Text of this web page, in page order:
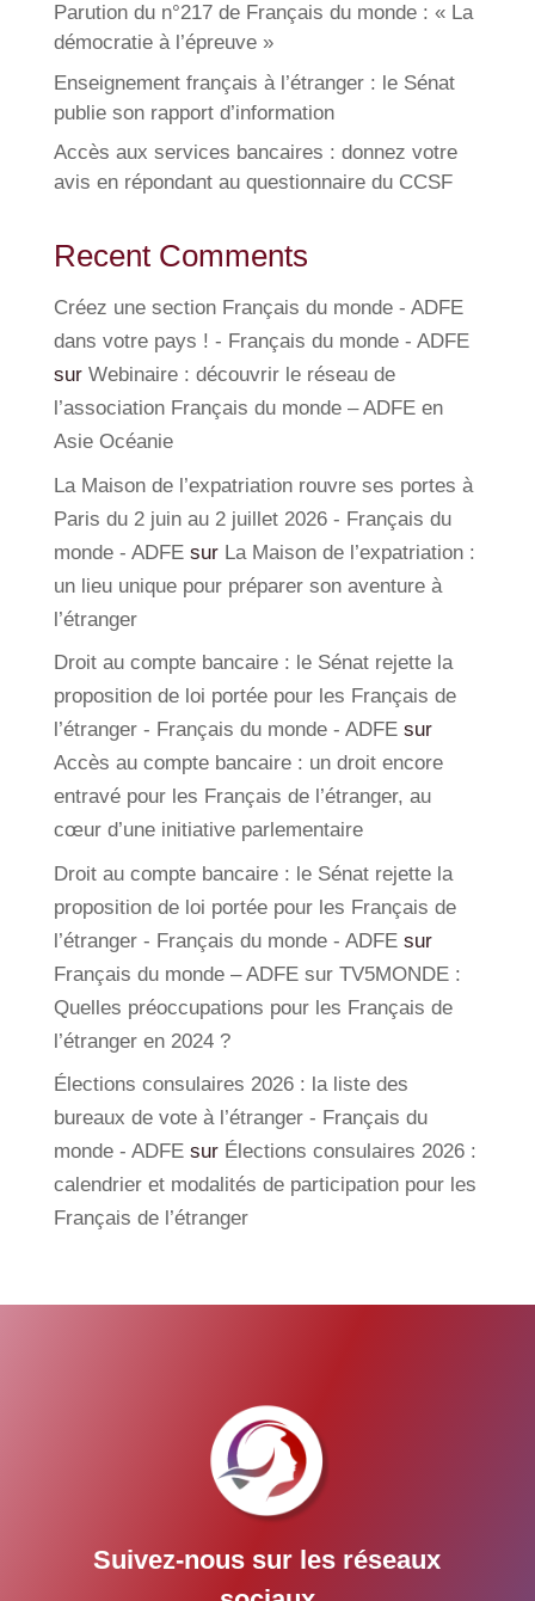
Parution du n°217 de Français du monde : « La
démocratie à l’épreuve »
Enseignement français à l’étranger : le Sénat
publie son rapport d’information
Accès aux services bancaires : donnez votre
avis en répondant au questionnaire du CCSF
Recent Comments
Créez une section Français du monde - ADFE
dans votre pays ! - Français du monde - ADFE
sur Webinaire : découvrir le réseau de
l’association Français du monde – ADFE en
Asie Océanie
La Maison de l’expatriation rouvre ses portes à
Paris du 2 juin au 2 juillet 2026 - Français du
monde - ADFEsur La Maison de l’expatriation :
un lieu unique pour préparer son aventure à
l’étranger
Droit au compte bancaire : le Sénat rejette la
proposition de loi portée pour les Français de
l’étranger - Français du monde - ADFEsur
Accès au compte bancaire : un droit encore
entravé pour les Français de l’étranger, au
cœur d’une initiative parlementaire
Droit au compte bancaire : le Sénat rejette la
proposition de loi portée pour les Français de
l’étranger - Français du monde - ADFEsur
Français du monde – ADFE sur TV5MONDE :
Quelles préoccupations pour les Français de
l’étranger en 2024 ?
Élections consulaires 2026 : la liste des
bureaux de vote à l’étranger - Français du
monde - ADFEsur Élections consulaires 2026 :
calendrier et modalités de participation pour les
Français de l’étranger
Suivez-nous sur les réseaux